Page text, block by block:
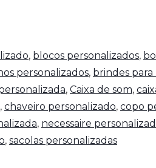
, blocos personalizados,
personalizados, brindes para
, Caixa de som,
, chaveiro personalizado, copo
, necessaire
, sacolas personalizadas